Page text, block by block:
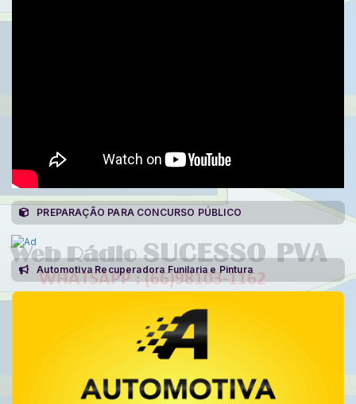
PREPARAÇÃO PARA CONCURSO PÚBLICO
Automotiva Recuperadora Funilaria e Pintura